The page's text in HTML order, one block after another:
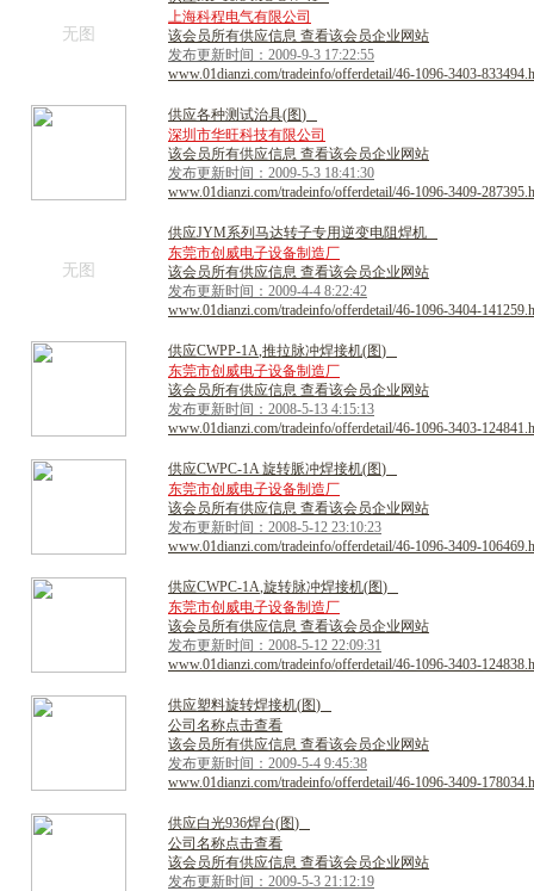
无图
上海科程电气有限公司
该会员所有供应信息 查看该会员企业网站
发布更新时间：2009-9-3 17:22:55
www.01dianzi.com/tradeinfo/offerdetail/46-1096-3403-
供应各种测试治具(图)
深圳市华旺科技有限公司
该会员所有供应信息 查看该会员企业网站
发布更新时间：2009-5-3 18:41:30
www.01dianzi.com/tradeinfo/offerdetail/46-1096-3409-
无图
供应JYM系列 马达转子专用逆变电阻 焊机
东莞市创威电子设备制造厂
该会员所有供应信息 查看该会员企业网站
发布更新时间：2009-4-4 8:22:42
www.01dianzi.com/tradeinfo/offerdetail/46-1096-3404-
供应CWPP-1A,推拉脉冲焊接机(图)
东莞市创威电子设备制造厂
该会员所有供应信息 查看该会员企业网站
发布更新时间：2008-5-13 4:15:13
www.01dianzi.com/tradeinfo/offerdetail/46-1096-3403-
供应CWPC-1A 旋转脈冲焊接机(图)
东莞市创威电子设备制造厂
该会员所有供应信息 查看该会员企业网站
发布更新时间：2008-5-12 23:10:23
www.01dianzi.com/tradeinfo/offerdetail/46-1096-3409-
供应CWPC-1A,旋转脉冲焊接机(图)
东莞市创威电子设备制造厂
该会员所有供应信息 查看该会员企业网站
发布更新时间：2008-5-12 22:09:31
www.01dianzi.com/tradeinfo/offerdetail/46-1096-3403-
供应塑料旋转焊接机(图)
公司名称点击查看
该会员所有供应信息 查看该会员企业网站
发布更新时间：2009-5-4 9:45:38
www.01dianzi.com/tradeinfo/offerdetail/46-1096-3409-
供应白光936焊台(图)
公司名称点击查看
该会员所有供应信息 查看该会员企业网站
发布更新时间：2009-5-3 21:12:19